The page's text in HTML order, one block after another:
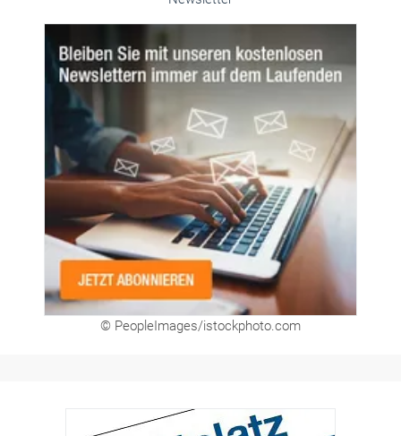
© PeopleImages/istockphoto.com